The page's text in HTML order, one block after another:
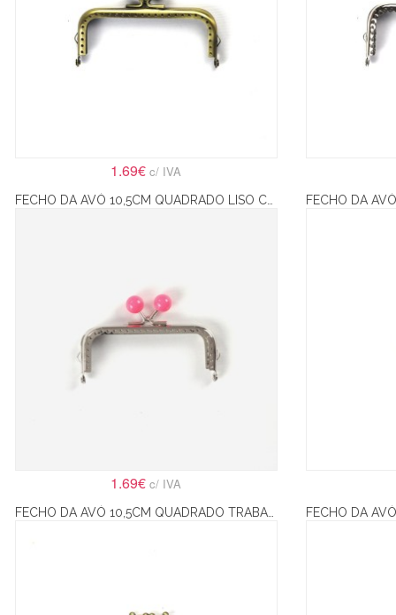
1.69€c/ IVA
1.69€c/ IVA